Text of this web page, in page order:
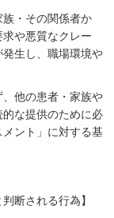
・その関係者か
や悪質なクレー
生し、職場環境や
他の患者・家族や
な提供のために必
ント」に対する基
断される行為】